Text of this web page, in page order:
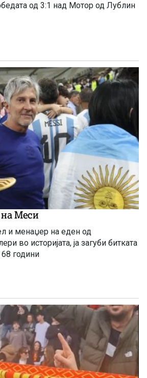
од 3:1 над Мотор од Лублин
на Меси
и менаџер на еден од
во историјата, ја загуби битката
години